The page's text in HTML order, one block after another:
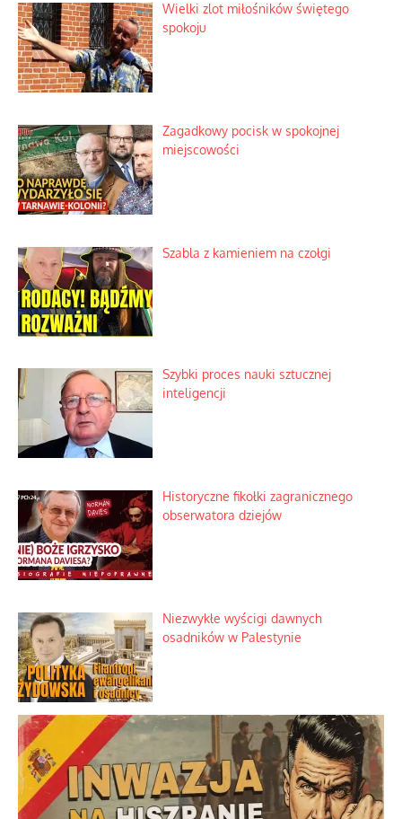
Wielki zlot miłośników świętego
spokoju
Zagadkowy pocisk w spokojnej
miejscowości
Szabla z kamieniem na czołgi
Szybki proces nauki sztucznej
inteligencji
Historyczne fikołki zagranicznego
obserwatora dziejów
Niezwykłe wyścigi dawnych
osadników w Palestynie